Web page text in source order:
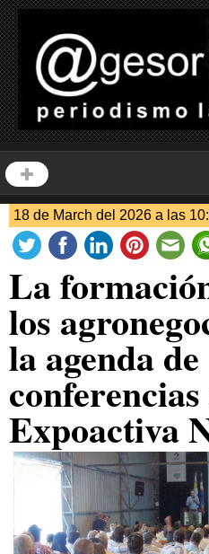
18 de March del 2026 a las
La
los
la agenda de
Expoactiva